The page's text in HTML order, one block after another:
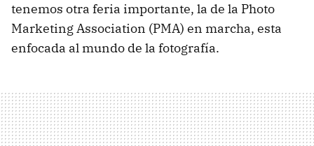
tenemos otra feria importante, la de la Photo
Marketing Association (PMA) en marcha, esta
enfocada al mundo de la fotografía.